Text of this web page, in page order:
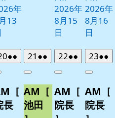
年
13
2026年
8月15
日
2026年
8月16
日
2026
年
月
20
日
●●
件
イ
ベ
［
長
21 2026
年
月
21
日
●●
件
イ
ベ
Close
AM［
池田
222026
年
月
22
日
●●
件
イ
ベ
Close
AM［
院長
232026
年
月
23
日
●●
件
イ
Close
AM［
院長